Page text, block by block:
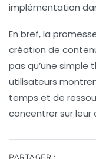
implémentation
En bref, la
création de
pas qu’une simple
utilisateurs
temps et de
concentrer sur leur
PARTAGER :